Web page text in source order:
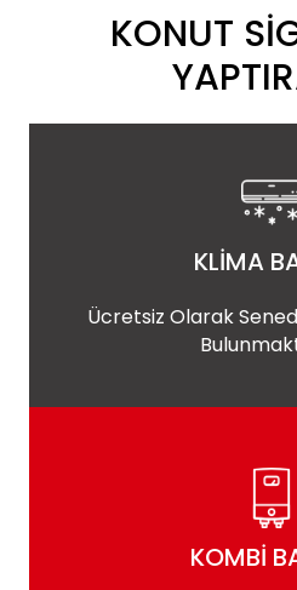
KONUT
KLİMA
Ücretsiz Olarak
KOMBİ